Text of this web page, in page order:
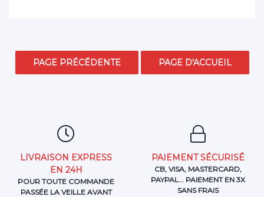
LIVRAISON EXPRESS
EN 24H
POUR TOUTE COMMANDE
PASSÉE LA VEILLE AVANT
PAIEMENT SÉCURISÉ
CB, VISA, MASTERCARD,
PAYPAL... PAIEMENT EN 3X
SANS FRAIS